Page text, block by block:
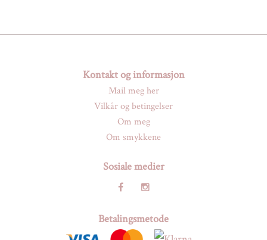
Kontakt og informasjon
Mail meg her
Vilkår og betingelser
Om meg
Om smykkene
Sosiale medier
Betalingsmetode